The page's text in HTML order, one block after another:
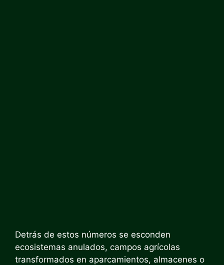
Detrás de estos números se esconden
ecosistemas anulados, campos agrícolas
transformados en aparcamientos, almacenes o